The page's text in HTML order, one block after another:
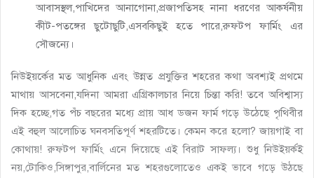
আবাসস্থল,পাখিদের আনাগোনা,প্রজাপতিসহ নানা ধরণের আকর্ষনীয়
কীট-পতঙ্গের ছুটোছুটি,এসবকিছুই হতে পারে,রুফটপ ফার্মিং এর
সৌজন্যে।
নিউইয়র্কের মত আধুনিক এবং উন্নত প্রযুক্তির শহরের কথা অবশ্যই প্রথমে
মাথায় আসবেনা,যদিনা আমরা এগ্রিকালচার নিয়ে চিন্তা করি! তবে অবিশ্বাস্য
দিক হচ্ছে,গত পঁচ বছরের মধ্যে প্রায় আধ ডজন ফার্ম গড়ে উঠেছে পৃথিবীর
এই বহুল আলোচিত ঘনবসতিপূর্ণ শহরটিতে। কেমন করে হলো? জায়গাই বা
কোথায়! রুফটপ ফার্মিং এনে দিয়েছে এই বিরাট সাফল্য। শুধু নিউইয়র্কই
নয়,টোকিও,সিঙ্গাপুর,বার্লিনের মত শহরগুলোতেও একই ভাবে গড়ে উঠছে